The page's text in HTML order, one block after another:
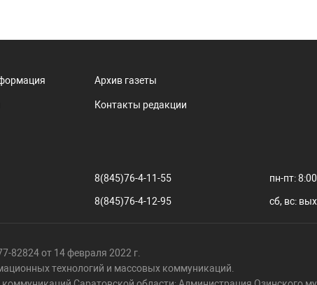
Архив газеты
Контакты редакции
8(845)76-4-11-55
8(845)76-4-12-95
пн-пт:
сб, вс:
82824 от 14 февраля 2022 г.
технологий и массовых коммуникаций.